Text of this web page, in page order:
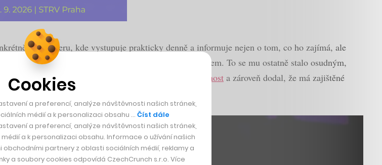
na Twitteru, kde vystupuje prakticky denně a informuje nejen o tom, co ho zajímá, ale
stejně jako píše o novinkách a budoucnosti svých firem. To se mu ostatně stalo osudným,
Tesly z veřejně obchodovatelné na soukromou společnost a zároveň dodal, že má zajištěné
Cookies
a preferencí, analýze návštěvnosti našich stránek,
médií a k personalizaci obsahu … Číst dále
a preferencí, analýze návštěvnosti našich stránek,
a k personalizaci obsahu. Informace o užívání našich
obchodními partnery z oblasti sociálních médií, reklamy a
a soubory cookies odpovídá CzechCrunch s.r.o. Více